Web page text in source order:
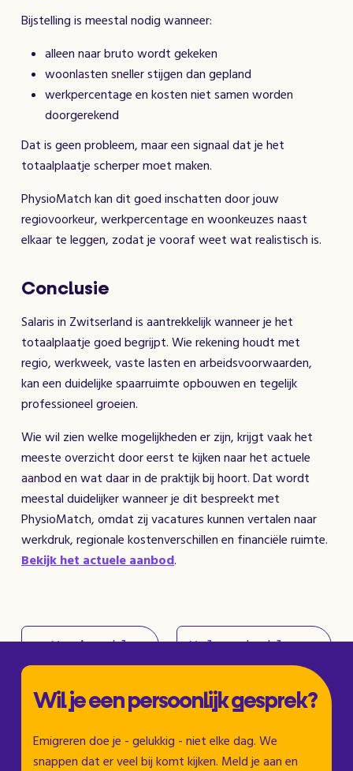
Bijstelling is meestal nodig wanneer:
alleen naar bruto wordt gekeken
woonlasten sneller stijgen dan gepland
werkpercentage en kosten niet samen worden
doorgerekend
Dat is geen probleem, maar een signaal dat je het
totaalplaatje scherper moet maken.
PhysioMatch kan dit goed inschatten door jouw
regiovoorkeur, werkpercentage en woonkeuzes naast
elkaar te leggen, zodat je vooraf weet wat realistisch is.
Conclusie
Salaris in Zwitserland is aantrekkelijk wanneer je het
totaalplaatje goed begrijpt. Wie rekening houdt met
regio, werkweek, vaste lasten en arbeidsvoorwaarden,
kan een duidelijke spaarruimte opbouwen en tegelijk
professioneel groeien.
Wie wil zien welke mogelijkheden er zijn, krijgt vaak het
meeste overzicht door eerst te kijken naar het actuele
aanbod en wat daar in de praktijk bij hoort. Dat wordt
meestal duidelijker wanneer je dit bespreekt met
PhysioMatch, omdat zij vacatures kunnen vertalen naar
werkdruk, regionale kostenverschillen en financiële ruimte.
Bekijk het actuele aanbod.
← Vorige blog Volgende blog →
Wil je een persoonlijk gesprek?
Emigreren doe je - gelukkig - niet elke dag. We
snappen dat er veel bij komt kijken. Meld je aan en